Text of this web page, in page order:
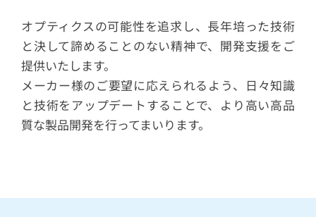
オプティクスの可能性を追求し、長年培った技術
と決して諦めることのない精神で、開発支援をご
提供いたします。
メーカー様のご要望に応えられるよう、日々知識
と技術をアップデートすることで、より高い高品
質な製品開発を行ってまいります。